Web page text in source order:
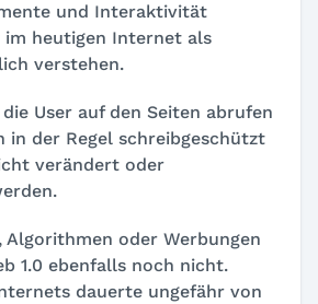
und Interaktivität
heutigen Internet als
verstehen.
User auf den Seiten abrufen
in der Regel schreibgeschützt
verändert oder
Algorithmen oder Werbungen
1.0 ebenfalls noch nicht.
dauerte ungefähr von